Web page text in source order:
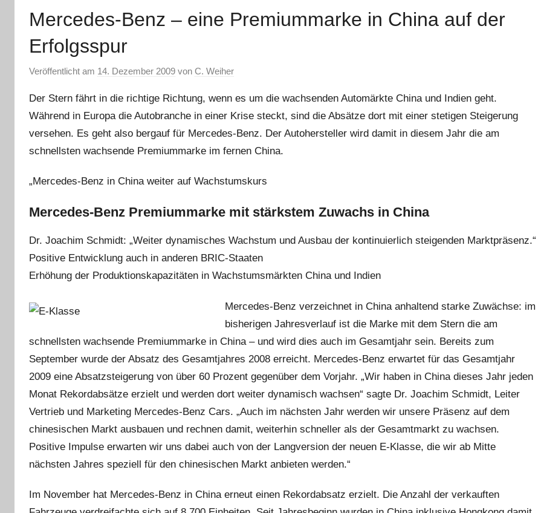
Mercedes-Benz – eine Premiummarke in China auf der
Erfolgsspur
Veröffentlicht am 14. Dezember 2009 von C. Weiher
Der Stern fährt in die richtige Richtung, wenn es um die wachsenden Automärkte China und Indien geht.
Während in Europa die Autobranche in einer Krise steckt, sind die Absätze dort mit einer stetigen Steigerung
versehen. Es geht also bergauf für Mercedes-Benz. Der Autohersteller wird damit in diesem Jahr die am
schnellsten wachsende Premiummarke im fernen China.
„Mercedes-Benz in China weiter auf Wachstumskurs
Mercedes-Benz Premiummarke mit stärkstem Zuwachs in China
Dr. Joachim Schmidt: „Weiter dynamisches Wachstum und Ausbau der kontinuierlich steigenden Marktpräsenz.“
Positive Entwicklung auch in anderen BRIC-Staaten
Erhöhung der Produktionskapazitäten in Wachstumsmärkten China und Indien
Mercedes-Benz verzeichnet in China anhaltend starke Zuwächse: im
bisherigen Jahresverlauf ist die Marke mit dem Stern die am
schnellsten wachsende Premiummarke in China – und wird dies auch im Gesamtjahr sein. Bereits zum
September wurde der Absatz des Gesamtjahres 2008 erreicht. Mercedes-Benz erwartet für das Gesamtjahr
2009 eine Absatzsteigerung von über 60 Prozent gegenüber dem Vorjahr. „Wir haben in China dieses Jahr jeden
Monat Rekordabsätze erzielt und werden dort weiter dynamisch wachsen“ sagte Dr. Joachim Schmidt, Leiter
Vertrieb und Marketing Mercedes-Benz Cars. „Auch im nächsten Jahr werden wir unsere Präsenz auf dem
chinesischen Markt ausbauen und rechnen damit, weiterhin schneller als der Gesamtmarkt zu wachsen.
Positive Impulse erwarten wir uns dabei auch von der Langversion der neuen E-Klasse, die wir ab Mitte
nächsten Jahres speziell für den chinesischen Markt anbieten werden.“
Im November hat Mercedes-Benz in China erneut einen Rekordabsatz erzielt. Die Anzahl der verkauften